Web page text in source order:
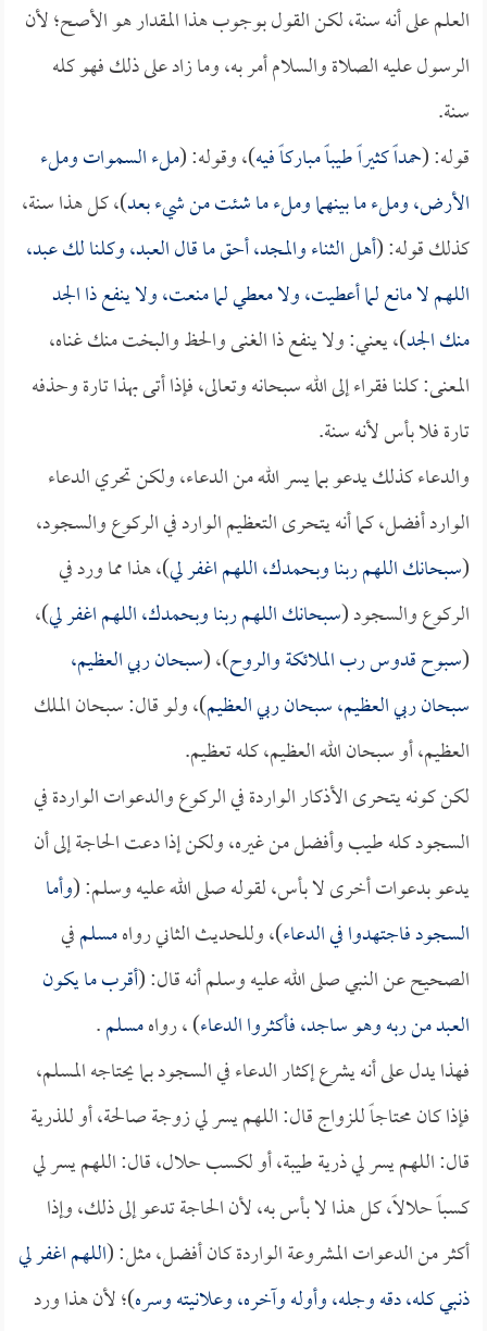
العلم على أنه سنة، لكن القول بوجوب هذا المقدار هو الأصح؛ لأن
الرسول عليه الصلاة والسلام أمر به، وما زاد على ذلك فهو كله
سنة.
قوله: (حمداً كثيراً طيباً مباركاً فيه)، وقوله: (ملء السموات وملء
الأرض، وملء ما بينهما وملء ما شئت من شيء بعد)، كل هذا سنة،
كذلك قوله: (أهل الثناء والمجد، أحق ما قال العبد، وكلنا لك عبد،
اللهم لا مانع لما أعطيت، ولا معطي لما منعت، ولا ينفع ذا الجد
منك الجد)، يعني: ولا ينفع ذا الغنى والحظ والبخت منك غناه،
المعنى: كلنا فقراء إلى الله سبحانه وتعالى، فإذا أتى بهذا تارة وحذفه
تارة فلا بأس لأنه سنة.
والدعاء كذلك يدعو بما يسر الله من الدعاء، ولكن تحري الدعاء
الوارد أفضل، كما أنه يتحرى التعظيم الوارد في الركوع والسجود،
(سبحانك اللهم ربنا وبحمدك، اللهم اغفر لي)، هذا مما ورد في
الركوع والسجود (سبحانك اللهم ربنا وبحمدك، اللهم اغفر لي)،
(سبوح قدوس رب الملائكة والروح)، (سبحان ربي العظيم،
سبحان ربي العظيم، سبحان ربي العظيم)، ولو قال: سبحان الملك
العظيم، أو سبحان الله العظيم، كله تعظيم.
لكن كونه يتحرى الأذكار الواردة في الركوع والدعوات الواردة في
السجود كله طيب وأفضل من غيره، ولكن إذا دعت الحاجة إلى أن
يدعو بدعوات أخرى لا بأس، لقوله صلى الله عليه وسلم: (وأما
السجود فاجتهدوا في الدعاء)، وللحديث الثاني رواهمسلمفي
الصحيح عن النبي صلى الله عليه وسلم أنه قال: (أقرب ما يكون
العبد من ربه وهو ساجد، فأكثروا الدعاء) ، رواهمسلم.
فهذا يدل على أنه يشرع إكثار الدعاء في السجود بما يحتاجه المسلم،
فإذا كان محتاجاً للزواج قال: اللهم يسر لي زوجة صالحة، أو للذرية
قال: اللهم يسر لي ذرية طيبة، أو لكسب حلال، قال: اللهم يسر لي
كسباً حلالاً، كل هذا لا بأس به، لأن الحاجة تدعو إلى ذلك، وإذا
أكثر من الدعوات المشروعة الواردة كان أفضل، مثل: (اللهم اغفر لي
ذنبي كله، دقه وجله، وأوله وآخره، وعلانيته وسره)؛ لأن هذا ورد